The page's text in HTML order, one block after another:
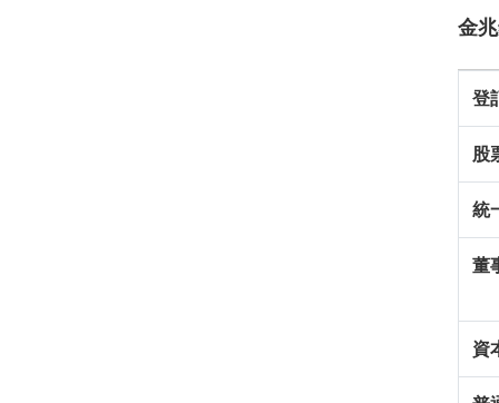
金
登
股
統
董
資